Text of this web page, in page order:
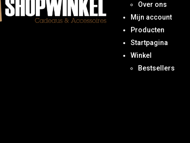
Over ons
Mijn account
Producten
Startpagina
Winkel
Bestsellers